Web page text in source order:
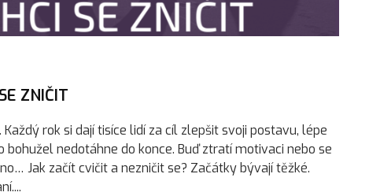
ZNIČIT
rok si dají tisíce lidí za cíl zlepšit svoji postavu, lépe
nedotáhne do konce. Buď ztratí motivaci nebo se
Jak začít cvičit a nezničit se? Začátky bývají těžké.